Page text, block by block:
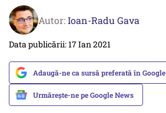
Autor:Ioan-Radu Gava
Data publicării: 17 Ian 2021
Adaugă-ne ca sursă preferată în Google
Urmărește-ne pe Google News